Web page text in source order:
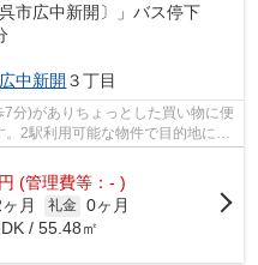
呉市広中新開〕」バス停下
広中新開 ３丁目
分)がありちょっとした買い物に便
2駅利用可能な物件で目的地に応
円 (管理費等：- )
月 礼金 0ヶ月
/ 55.48㎡